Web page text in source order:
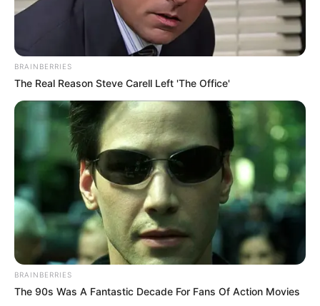
Clique na opção preferida:
Telegram | Facebook Inscreva-se no
canal
BRAINBERRIES
The Real Reason Steve Carell Left 'The Office'
BRAINBERRIES
The 90s Was A Fantastic Decade For Fans Of Action Movies